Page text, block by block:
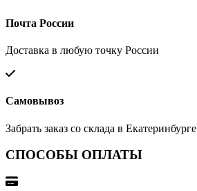
Почта России
Доставка в любую точку России
Самовывоз
Забрать заказ со склада в Екатеринбурге
СПОСОБЫ ОПЛАТЫ